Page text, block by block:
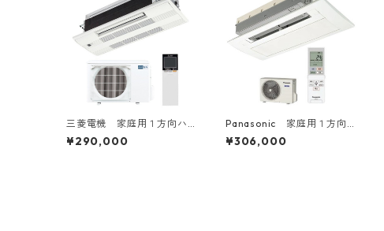
三菱電機 家庭用１方向ハ
ウジングエアコン 6～20
畳用
¥290,000
Panasonic 家庭用１方向
ハウジングエアコン 6～18
畳用
¥306,000